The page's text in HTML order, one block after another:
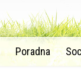
Poradna